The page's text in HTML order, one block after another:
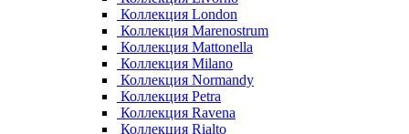
Коллекция London
Коллекция Marenostrum
Коллекция Mattonella
Коллекция Milano
Коллекция Normandy
Коллекция Petra
Коллекция Ravena
Коллекция Rialto